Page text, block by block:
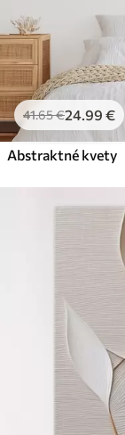
41.65€24.99 €
Abstraktné kvety